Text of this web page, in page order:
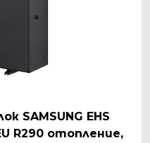
SAMSUNG EHS
R290 отопление,